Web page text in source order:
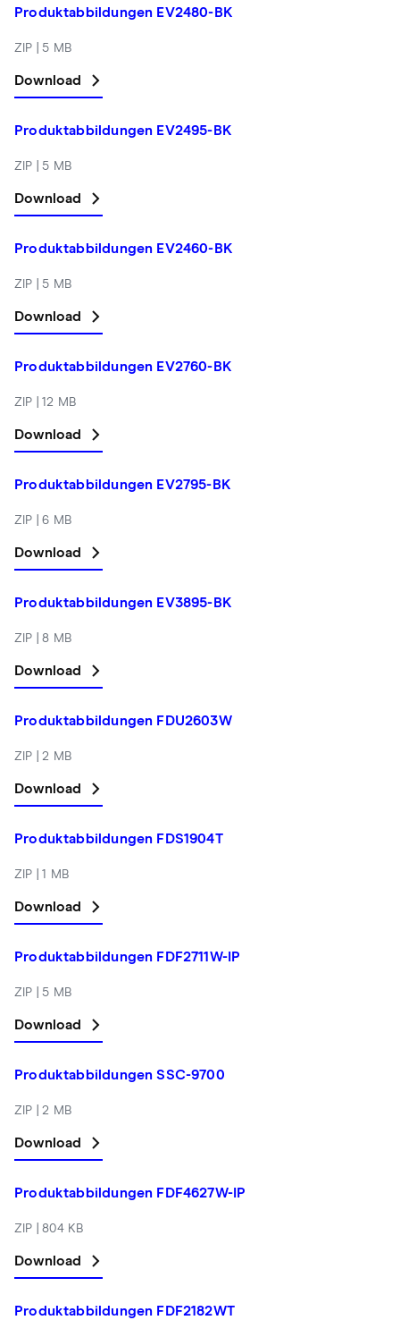
Produktabbildungen EV2480-BK
ZIP | 5 MB
Download
Produktabbildungen EV2495-BK
ZIP | 5 MB
Download
Produktabbildungen EV2460-BK
ZIP | 5 MB
Download
Produktabbildungen EV2760-BK
ZIP | 12 MB
Download
Produktabbildungen EV2795-BK
ZIP | 6 MB
Download
Produktabbildungen EV3895-BK
ZIP | 8 MB
Download
Produktabbildungen FDU2603W
ZIP | 2 MB
Download
Produktabbildungen FDS1904T
ZIP | 1 MB
Download
Produktabbildungen FDF2711W-IP
ZIP | 5 MB
Download
Produktabbildungen SSC-9700
ZIP | 2 MB
Download
Produktabbildungen FDF4627W-IP
ZIP | 804 KB
Download
Produktabbildungen FDF2182WT